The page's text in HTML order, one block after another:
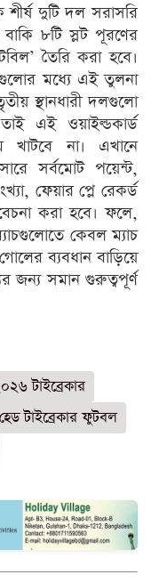
শীর্ষ দুটি দল সরাসরি
৮টি স্লট পূরণের
তৈরি করা হবে।
মধ্যে এই তুলনা
স্থানধারী দলগুলো
এই ওয়াইল্ডকার্ড
খাটবে না। এখানে
সর্বমোট পয়েন্ট,
ফেয়ার প্লে রেকর্ড
করা হবে। ফলে,
কেবল ম্যাচ
ব্যবধান বাড়িয়ে
জন্য সমান গুরুত্বপূর্ণ
টাইব্রেকার
টাইব্রেকার ফুটবল